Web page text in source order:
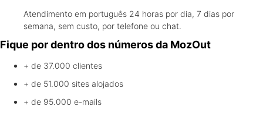
Atendimento em português 24 horas por dia, 7 dias por
semana, sem custo, por telefone ou chat.
Fique por dentro dos números da MozOut
+ de 37.000 clientes
+ de 51.000 sites alojados
+ de 95.000 e-mails